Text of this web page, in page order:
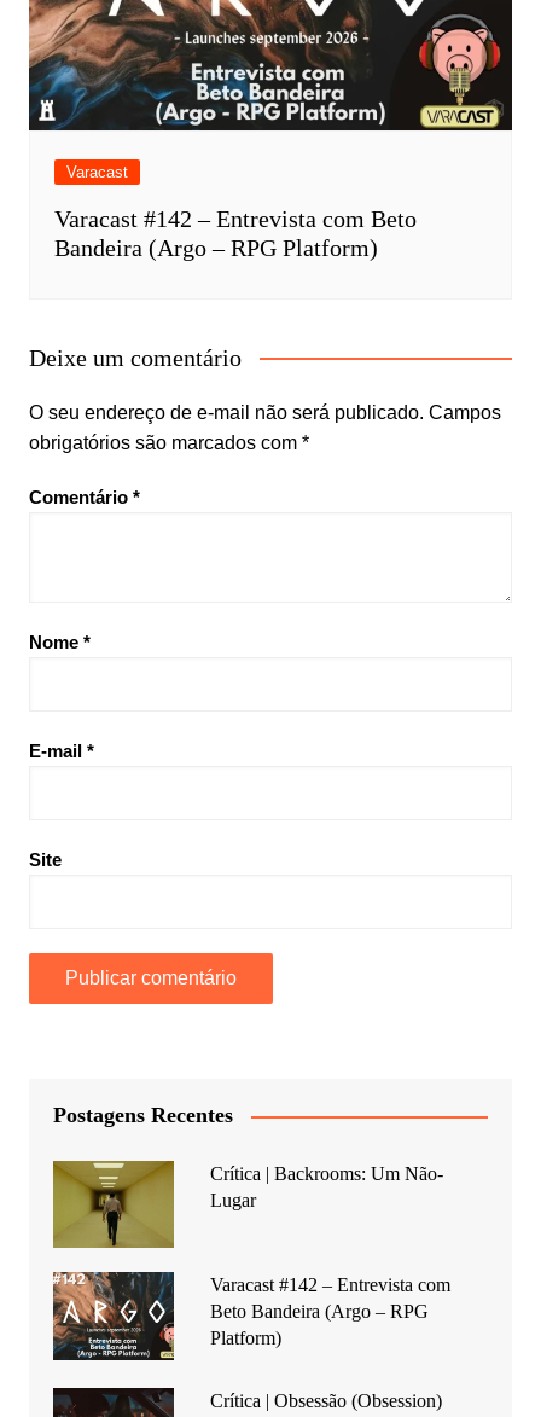
Varacast
Varacast #142 – Entrevista com Beto
Bandeira (Argo – RPG Platform)
Deixe um comentário
O seu endereço de e-mail não será publicado. Campos
obrigatórios são marcados com *
Comentário *
Nome *
E-mail *
Site
Postagens Recentes
Crítica | Backrooms: Um Não-
Lugar
Varacast #142 – Entrevista com
Beto Bandeira (Argo – RPG
Platform)
Crítica | Obsessão (Obsession)